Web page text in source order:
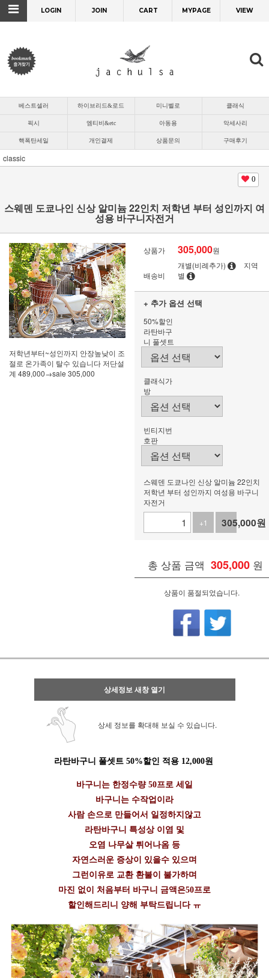
LOGIN JOIN CART MYPAGE VIEW
베스트셀러 하이브리드&로드 미니벨로 클래식
픽시 엠티비&etc 아동용 악세사리
핵폭탄세일 개인결제 상품문의 구매후기
classic
0
스웨덴 도쿄나인 신상 알미늄 22인치 저학년 부터 성인까지 여
성용 바구니자전거
저학년부터~성인까지 안장높낮이 조
절로 온가족이 탈수 있습니다 저단설
계 489,000→sale 305,000
상품가 305,000원
배송비
개별(비례추가)
지역
별
+ 추가 옵션 선택
50%할인
라탄바구
니 풀셋트
클래식가
방
빈티지번
호판
스웨덴 도쿄나인 신상 알미늄 22인치
저학년 부터 성인까지 여성용 바구니
자전거
+1
-1
305,000원
총 상품 금액 305,000 원
상품이 품절되었습니다.
상세정보 새창 열기
상세 정보를 확대해 보실 수 있습니다.
라탄바구니 풀셋트 50%할인 적용 12,000원
바구니는 한정수량 50프로 세일
바구니는 수작업이라
사람 손으로 만들어서 일정하지않고
라탄바구니 특성상 이염 및
오염 나무살 튀어나옴 등
자연스러운 증상이 있을수 있으며
그런이유로 교환 환불이 불가하며
마진 없이 처음부터 바구니 금액은50프로
할인해드리니 양해 부탁드립니다 ㅠ